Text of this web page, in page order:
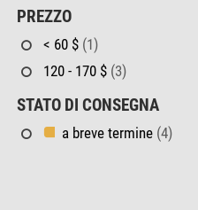
PREZZO
< 60 $ (1)
120 - 170 $ (3)
STATO DI CONSEGNA
a breve termine (4)